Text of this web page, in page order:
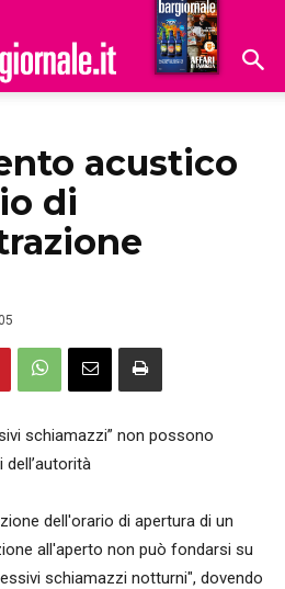
Hoteldomani
acustico
di
schiamazzi” non possono
dell'orario di apertura di un
all'aperto non può fondarsi su
schiamazzi notturni", dovendo